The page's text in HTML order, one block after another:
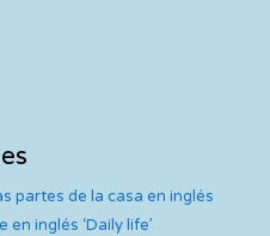
partes de la casa en inglés
inglés ‘Daily life’